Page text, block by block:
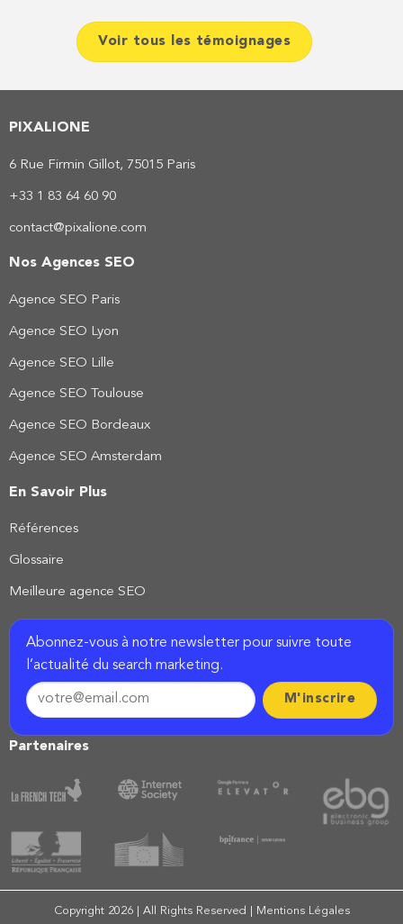
Voir tous les témoignages
PIXALIONE
6 Rue Firmin Gillot, 75015 Paris
+33 1 83 64 60 90
contact@pixalione.com
Nos Agences SEO
Agence SEO Paris
Agence SEO Lyon
Agence SEO Lille
Agence SEO Toulouse
Agence SEO Bordeaux
Agence SEO Amsterdam
En Savoir Plus
Références
Glossaire
Meilleure agence SEO
Abonnez-vous à notre newsletter pour suivre toute
l’actualité du search marketing.
Partenaires
Copyright 2026 | All Rights Reserved | Mentions Légales